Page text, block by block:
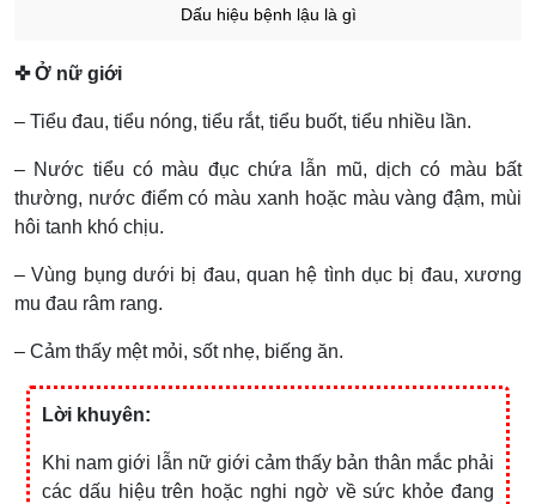
Dấu hiệu bệnh lậu là gì
✜ Ở nữ giới
– Tiểu đau, tiểu nóng, tiểu rắt, tiểu buốt, tiểu nhiều lần.
– Nước tiểu có màu đục chứa lẫn mũ, dịch có màu bất
thường, nước điểm có màu xanh hoặc màu vàng đậm, mùi
hôi tanh khó chịu.
– Vùng bụng dưới bị đau, quan hệ tình dục bị đau, xương
mu đau râm rang.
– Cảm thấy mệt mỏi, sốt nhẹ, biếng ăn.
Lời khuyên:
Khi nam giới lẫn nữ giới cảm thấy bản thân mắc phải
các dấu hiệu trên hoặc nghi ngờ về sức khỏe đang